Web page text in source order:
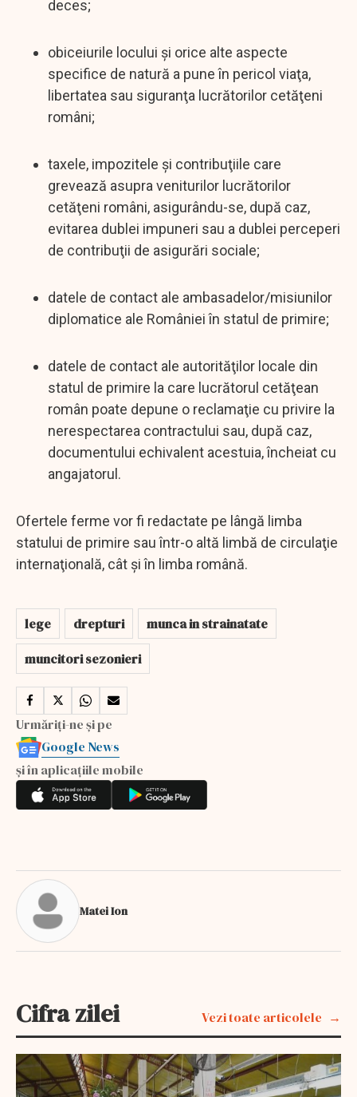
deces;
obiceiurile locului şi orice alte aspecte
specifice de natură a pune în pericol viaţa,
libertatea sau siguranţa lucrătorilor cetăţeni
români;
taxele, impozitele şi contribuţiile care
grevează asupra veniturilor lucrătorilor
cetăţeni români, asigurându-se, după caz,
evitarea dublei impuneri sau a dublei perceperi
de contribuţii de asigurări sociale;
datele de contact ale ambasadelor/misiunilor
diplomatice ale României în statul de primire;
datele de contact ale autorităţilor locale din
statul de primire la care lucrătorul cetăţean
român poate depune o reclamaţie cu privire la
nerespectarea contractului sau, după caz,
documentului echivalent acestuia, încheiat cu
angajatorul.
Ofertele ferme vor fi redactate pe lângă limba
statului de primire sau într-o altă limbă de circulaţie
internaţională, cât şi în limba română.
lege drepturi
munca in strainatate
muncitori sezonieri
Urmăriți-ne și pe
Google News
și în aplicațiile mobile
Matei Ion
Cifra zilei Vezi toate articolele